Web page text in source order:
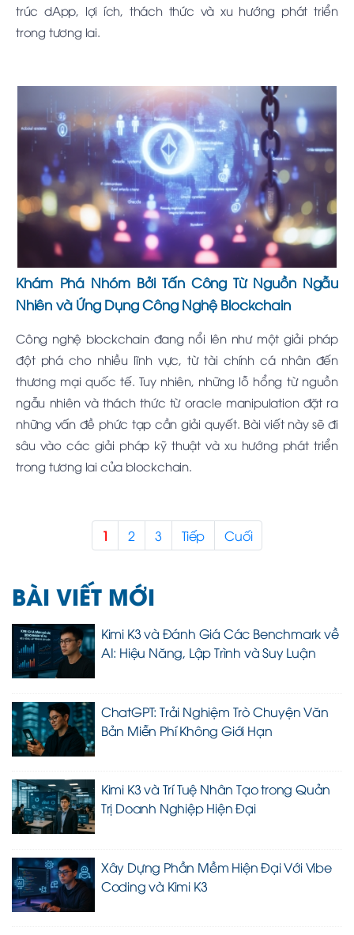
trúc dApp, lợi ích, thách thức và xu hướng phát triển
trong tương lai.
Khám Phá Nhóm Bởi Tấn Công Từ Nguồn Ngẫu
Nhiên và Ứng Dụng Công Nghệ Blockchain
Công nghệ blockchain đang nổi lên như một giải pháp
đột phá cho nhiều lĩnh vực, từ tài chính cá nhân đến
thương mại quốc tế. Tuy nhiên, những lỗ hổng từ nguồn
ngẫu nhiên và thách thức từ oracle manipulation đặt ra
những vấn đề phức tạp cần giải quyết. Bài viết này sẽ đi
sâu vào các giải pháp kỹ thuật và xu hướng phát triển
trong tương lai của blockchain.
1 2 3 Tiếp Cuối
BÀI VIẾT MỚI
Kimi K3 và Đánh Giá Các Benchmark về
AI: Hiệu Năng, Lập Trình và Suy Luận
ChatGPT: Trải Nghiệm Trò Chuyện Văn
Bản Miễn Phí Không Giới Hạn
Kimi K3 và Trí Tuệ Nhân Tạo trong Quản
Trị Doanh Nghiệp Hiện Đại
Xây Dựng Phần Mềm Hiện Đại Với Vibe
Coding và Kimi K3